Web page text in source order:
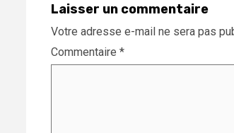
Laisser un commentaire
Votre adresse e-mail ne sera pas
Commentaire *